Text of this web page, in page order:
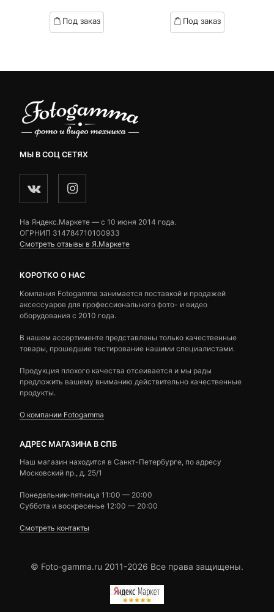
based
onПод заказ
based
onПод заказ
МЫ В СОЦ СЕТЯХ
На Яндекс.Маркете — c 10 июня 2014 года.
ОГРНИП 314784710100933
Смотреть отзывы в Я.Маркете
КОРОТКО О НАС
Компания Fotogamma занимается поставкой и продажей
аксессуаров для профессионального фото- и видео
оборудования с 2010 года.
В нашем ассортименте представлены только качественные
товары, прошедшие тестирование нашими специалистами.
Продукция плохого качества отсеивается и мы рады
предложить вашему вниманию действительно качественные
продукты.
О компании Fotogamma
АДРЕС МАГАЗИНА В СПБ
Наш магазин находится в Санкт-Петербурге, по адресу
Московский пр., д. 25/1
Понедельник-пятница 11:00 — 20:00
Суббота и воскресенье 12:00 — 20:00
Смотреть контакты
© Foto-gamma.ru 2011-2026 Все права защищены.